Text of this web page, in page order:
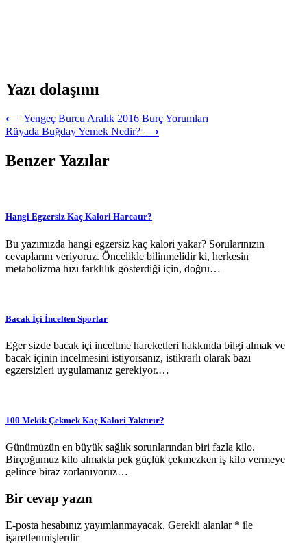
Yazı dolaşımı
⟵ Yengeç Burcu Aralık 2016 Burç Yorumları
Rüyada Buğday Yemek Nedir? ⟶
Benzer Yazılar
Hangi Egzersiz Kaç Kalori Harcatır?
Bu yazımızda hangi egzersiz kaç kalori yakar? Sorularınızın
cevaplarını veriyoruz. Öncelikle bilinmelidir ki, herkesin
metabolizma hızı farklılık gösterdiği için, doğru…
Bacak İçi İncelten Sporlar
Eğer sizde bacak içi inceltme hareketleri hakkında bilgi almak ve
bacak içinin incelmesini istiyorsanız, istikrarlı olarak bazı
egzersizleri uygulamanız gerekiyor.…
100 Mekik Çekmek Kaç Kalori Yaktırır?
Günümüzün en büyük sağlık sorunlarından biri fazla kilo.
Birçoğumuz kilo almakta pek güçlük çekmezken iş kilo vermeye
gelince biraz zorlanıyoruz…
Bir cevap yazın
E-posta hesabınız yayımlanmayacak. Gerekli alanlar * ile
işaretlenmişlerdir